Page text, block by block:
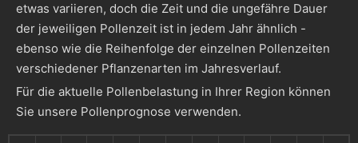
etwas variieren, doch die Zeit und die ungefähre Dauer
der jeweiligen Pollenzeit ist in jedem Jahr ähnlich -
ebenso wie die Reihenfolge der einzelnen Pollenzeiten
verschiedener Pflanzenarten im Jahresverlauf.
Für die aktuelle Pollenbelastung in Ihrer Region können
Sie unsere Pollenprognose verwenden.